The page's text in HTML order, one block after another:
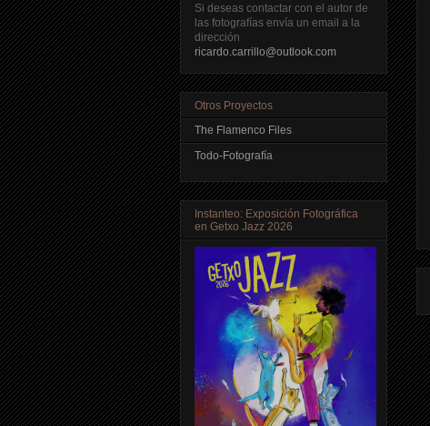
Si deseas contactar con el autor de
las fotografías envía un email a la
dirección
ricardo.carrillo@outlook.com
Otros Proyectos
The Flamenco Files
Todo-Fotografía
Instanteo: Exposición Fotográfica
en Getxo Jazz 2026